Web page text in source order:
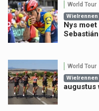
World Tour
Wielrennen
Nys
Sebastián
World Tour
Wielrennen
augustus